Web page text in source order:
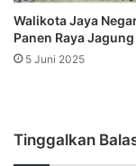
Walikota Jaya
Panen Raya
5 Juni 2025
Tinggalkan